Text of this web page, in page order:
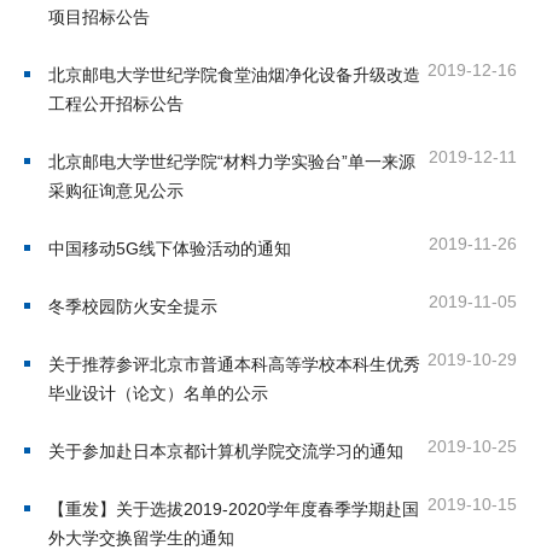
就
项目招标公告
2019-12-16
北京邮电大学世纪学院食堂油烟净化设备升级改造
工程公开招标公告
2019-12-11
北京邮电大学世纪学院“材料力学实验台”单一来源
采购征询意见公示
2019-11-26
中国移动5G线下体验活动的通知
2019-11-05
冬季校园防火安全提示
2019-10-29
关于推荐参评北京市普通本科高等学校本科生优秀
毕业设计（论文）名单的公示
2019-10-25
关于参加赴日本京都计算机学院交流学习的通知
2019-10-15
【重发】关于选拔2019-2020学年度春季学期赴国
外大学交换留学生的通知